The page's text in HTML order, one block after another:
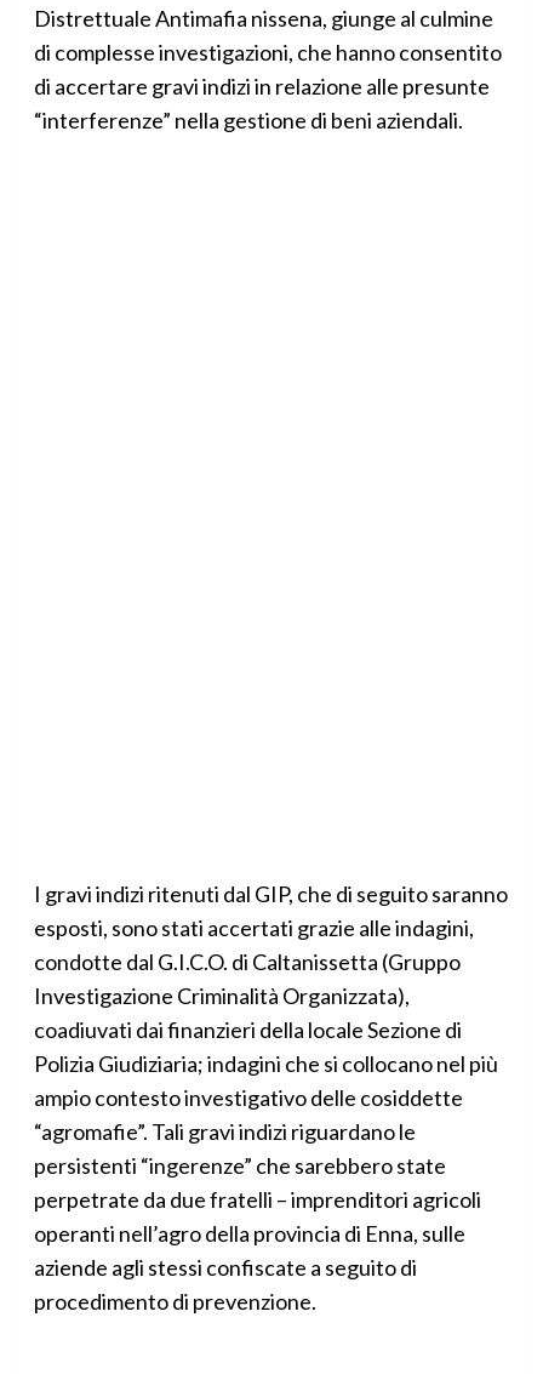
Distrettuale Antimafia nissena, giunge al culmine
di complesse investigazioni, che hanno consentito
di accertare gravi indizi in relazione alle presunte
“interferenze” nella gestione di beni aziendali.
I gravi indizi ritenuti dal GIP, che di seguito saranno
esposti, sono stati accertati grazie alle indagini,
condotte dal G.I.C.O. di Caltanissetta (Gruppo
Investigazione Criminalità Organizzata),
coadiuvati dai finanzieri della locale Sezione di
Polizia Giudiziaria; indagini che si collocano nel più
ampio contesto investigativo delle cosiddette
“agromafie”. Tali gravi indizi riguardano le
persistenti “ingerenze” che sarebbero state
perpetrate da due fratelli – imprenditori agricoli
operanti nell’agro della provincia di Enna, sulle
aziende agli stessi confiscate a seguito di
procedimento di prevenzione.